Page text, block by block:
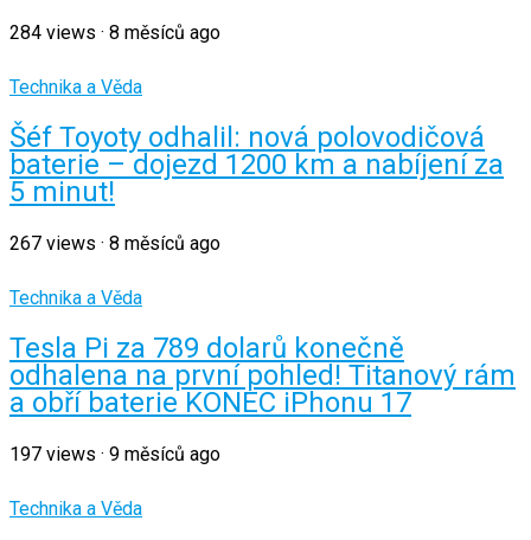
284 views · 8 měsíců ago
Technika a Věda
Šéf Toyoty odhalil: nová polovodičová
baterie – dojezd 1200 km a nabíjení za
5 minut!
267 views · 8 měsíců ago
Technika a Věda
Tesla Pi za 789 dolarů konečně
odhalena na první pohled! Titanový rám
a obří baterie KONEC iPhonu 17
197 views · 9 měsíců ago
Technika a Věda